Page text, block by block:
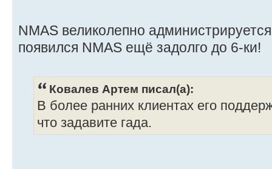
NMAS великолепно
появился NMAS ещё задолго до 6-ки!
Ковалев Артем писал(а):
В более ранних клиентах его
что задавите гада.